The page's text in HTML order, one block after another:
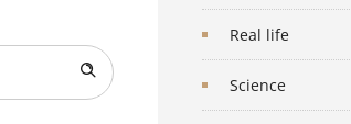
Real life
Science